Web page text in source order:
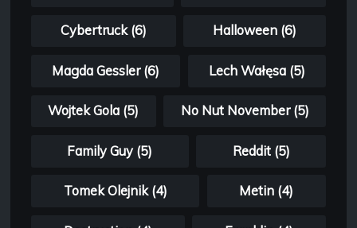
Cybertruck (6) Halloween (6)
Magda Gessler (6) Lech Wałęsa (5)
Wojtek Gola (5) No Nut November (5)
Family Guy (5) Reddit (5)
Tomek Olejnik (4) Metin (4)